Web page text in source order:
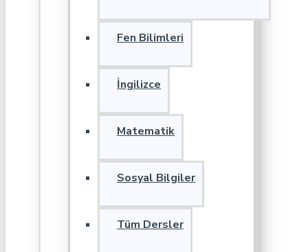
Fen Bilimleri
İngilizce
Matematik
Sosyal Bilgiler
Tüm Dersler